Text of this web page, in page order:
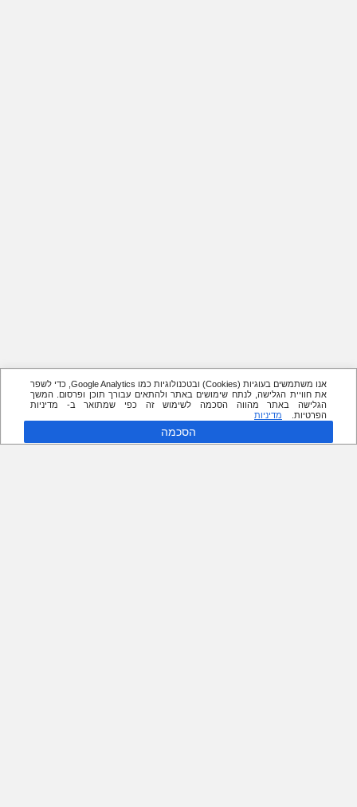
אנו משתמשים בעוגיות (Cookies) ובטכנולוגיות כמו Google Analytics, כדי לשפר
את חוויית הגלישה, לנתח שימושים באתר ולהתאים עבורך תוכן ופרסום. המשך
הגלישה באתר מהווה הסכמה לשימוש זה כפי שמתואר ב- מדיניות
הפרטיות.
מדיניות
הסכמה